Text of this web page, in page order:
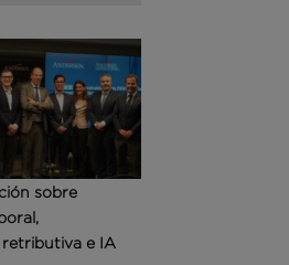
sobre
e IA